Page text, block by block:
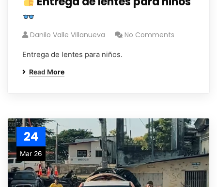
Danilo Valle Villanueva No Comments
Entrega de lentes para niños.
Read More
24
Mar 26